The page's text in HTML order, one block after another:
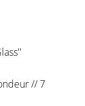
// 7